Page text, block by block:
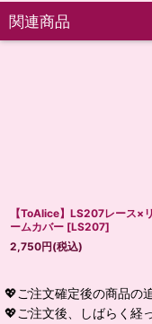
関連商品
【ToAlice】LS207レース×
ームカバー [LS207]
2,750円(税込)
💖ご注文確定後の商品の
💖ご注文後、しばらく経